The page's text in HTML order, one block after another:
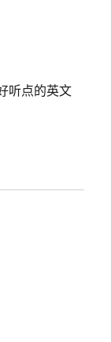
听点的英文